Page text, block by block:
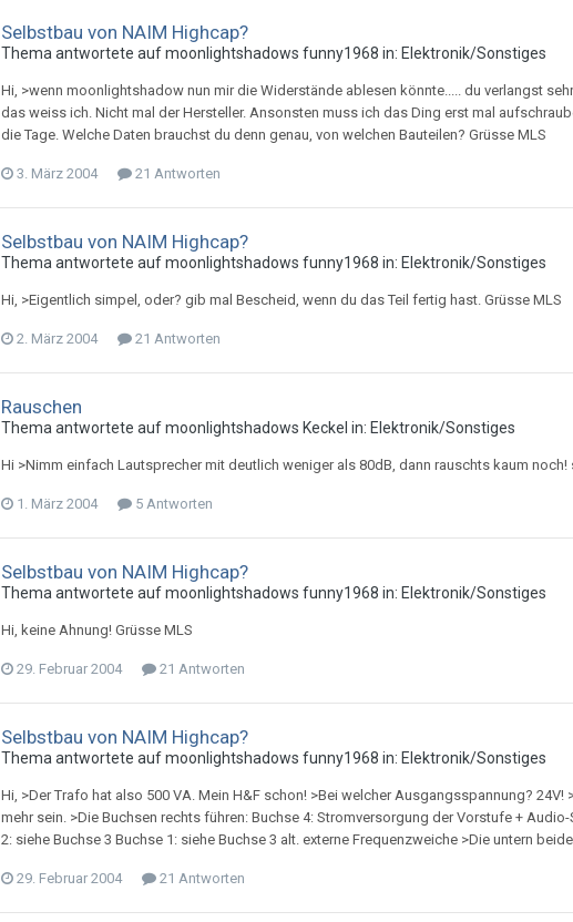
Selbstbau von NAIM Highcap?
Thema antwortete aufmoonlightshadows funny1968 in: Elektronik/Sonstiges
Hi, >wenn moonlightshadow nun mir die Widerstände ablesen könnte..... du verlangst
das weiss ich. Nicht mal der Hersteller. Ansonsten muss ich das Ding erst mal
die Tage. Welche Daten brauchst du denn genau, von welchen Bauteilen? Grüsse MLS
3. März 2004 21 Antworten
Selbstbau von NAIM Highcap?
Thema antwortete aufmoonlightshadows funny1968 in: Elektronik/Sonstiges
Hi, >Eigentlich simpel, oder? gib mal Bescheid, wenn du das Teil fertig hast. Grüsse MLS
2. März 2004 21 Antworten
Rauschen
Thema antwortete aufmoonlightshadows Keckel in: Elektronik/Sonstiges
Hi >Nimm einfach Lautsprecher mit deutlich weniger als 80dB, dann rauschts kaum
1. März 2004 5 Antworten
Selbstbau von NAIM Highcap?
Thema antwortete aufmoonlightshadows funny1968 in: Elektronik/Sonstiges
Hi, keine Ahnung! Grüsse MLS
29. Februar 2004 21 Antworten
Selbstbau von NAIM Highcap?
Thema antwortete aufmoonlightshadows funny1968 in: Elektronik/Sonstiges
Hi, >Der Trafo hat also 500 VA. Mein H&F schon! >Bei welcher Ausgangsspannung?
mehr sein. >Die Buchsen rechts führen: Buchse 4: Stromversorgung der Vorstufe +
2: siehe Buchse 3 Buchse 1: siehe Buchse 3 alt. externe Frequenzweiche >Die untern
29. Februar 2004 21 Antworten